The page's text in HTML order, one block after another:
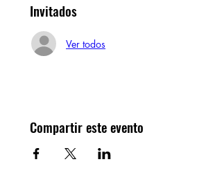
Invitados
Ver todos
Compartir este evento